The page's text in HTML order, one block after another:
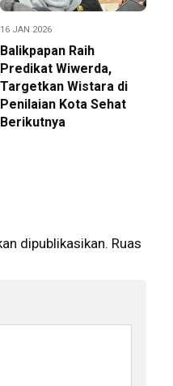
16 JAN 2026
Balikpapan Raih
Predikat Wiwerda,
Targetkan Wistara di
Penilaian Kota Sehat
Berikutnya
dipublikasikan. Ruas